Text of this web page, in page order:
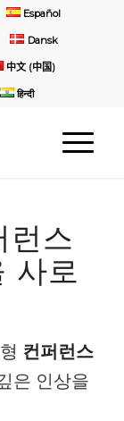
Español
Dansk
中文 (中国)
हिन्दी
런스
사로
컨퍼런스
은 인상을